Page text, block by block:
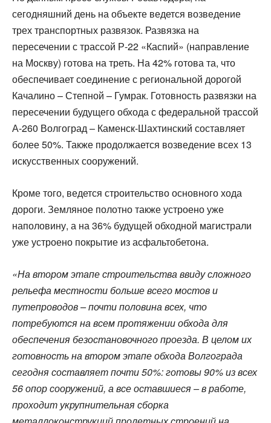
сегодняшний день на объекте ведется возведение
трех транспортных развязок. Развязка на
пересечении с трассой Р-22 «Каспий» (направление
на Москву) готова на треть. На 42% готова та, что
обеспечивает соединение с региональной дорогой
Качалино – Степной – Гумрак. Готовность развязки на
пересечении будущего обхода с федеральной трассой
А-260 Волгоград – Каменск-Шахтинский составляет
более 50%. Также продолжается возведение всех 13
искусственных сооружений.
Кроме того, ведется строительство основного хода
дороги. Земляное полотно также устроено уже
наполовину, а на 36% будущей обходной магистрали
уже устроено покрытие из асфальтобетона.
«На втором этапе строительства ввиду сложного
рельефа местности больше всего мостов и
путепроводов – почти половина всех, что
потребуются на всем протяжении обхода для
обеспечения безостановочного проезда. В целом их
готовность на втором этапе обхода Волгограда
сегодня составляет почти 50%: готовы 90% из всех
56 опор сооружений, а все оставшиеся – в работе,
проходит укрупнительная сборка